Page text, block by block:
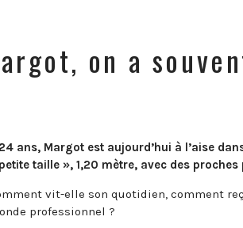
on a
ans, Margot est aujourd’hui à l’aise
taille », 1,20 mètre, avec des
vit-elle son quotidien, comment
professionnel ?